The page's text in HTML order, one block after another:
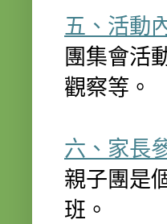
五、活動
團集會活
觀察等。
六、家長
親子團是
班。